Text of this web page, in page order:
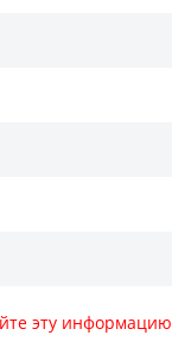
эту